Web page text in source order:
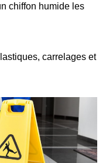
chiffon humide les
carrelages et